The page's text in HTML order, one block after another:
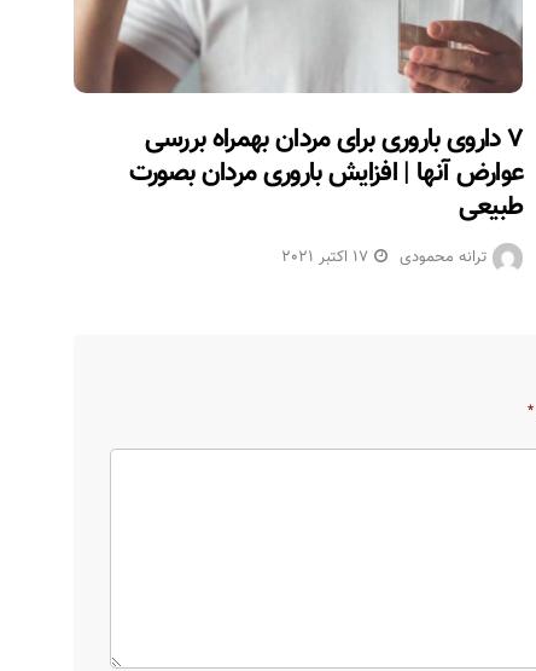
۷ داروی باروری برای مردان بهمراه بررسی
عوارض آنها | افزایش باروری مردان بصورت
طبیعی
ترانه محمودی 17 اکتبر 2021
*